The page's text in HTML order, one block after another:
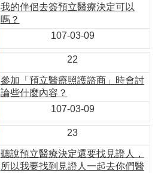
我的伴侶去簽預立醫療決定可以
嗎？
107-03-09
22
參加「預立醫療照護諮商」時會討
論些什麼內容？
107-03-09
23
聽說預立醫療決定還要找見證人，
所以我要找到見證人一起去你們醫